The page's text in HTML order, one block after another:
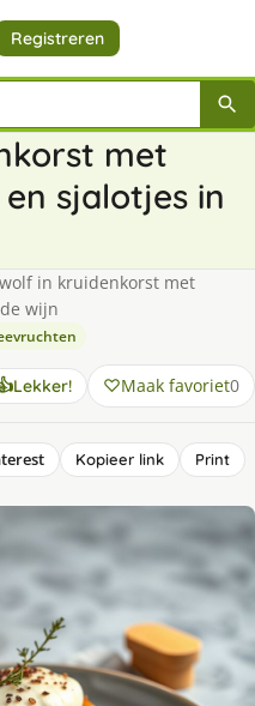
Registreren
met
sjalotjes in
in kruidenkorst met
wijn
Lekker! Maak favoriet0
Kopieer link Print